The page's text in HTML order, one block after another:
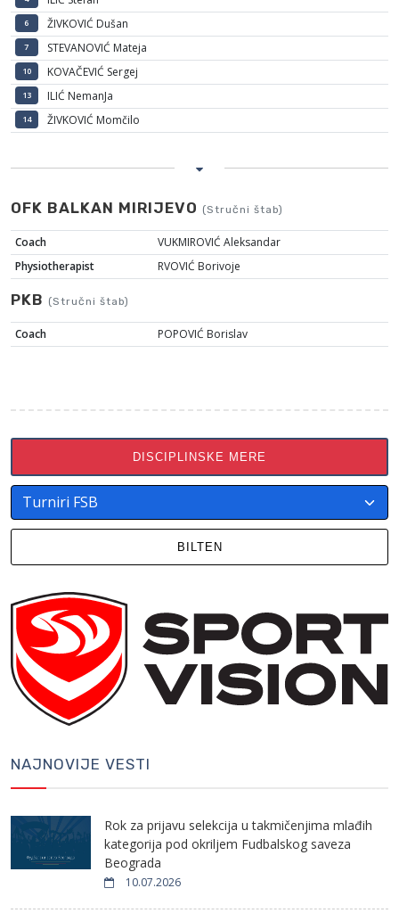
6 ŽIVKOVIĆ Dušan
7 STEVANOVIĆ Mateja
10 KOVAČEVIĆ Sergej
13 ILIĆ NemanJa
14 ŽIVKOVIĆ Momčilo
OFK BALKAN MIRIJEVO (Stručni štab)
Coach
VUKMIROVIĆ Aleksandar
Physiotherapist
RVOVIĆ Borivoje
PKB (Stručni štab)
Coach POPOVIĆ Borislav
DISCIPLINSKE MERE
BILTEN
NAJNOVIJE VESTI
Rok za prijavu selekcija u takmičenjima mlađih
kategorija pod okriljem Fudbalskog saveza
Beograda
10.07.2026